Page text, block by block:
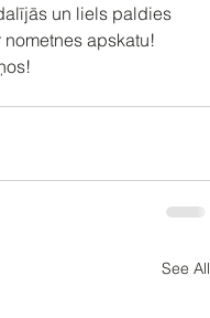
un liels paldies
nometnes apskatu!
See All